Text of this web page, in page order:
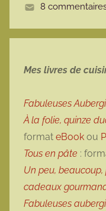
8
Mes livres de
Fabuleuses
À la folie, quinze
format eBook ou
Tous en pâte :
Un peu, beaucoup,
cadeaux
Fabuleuses